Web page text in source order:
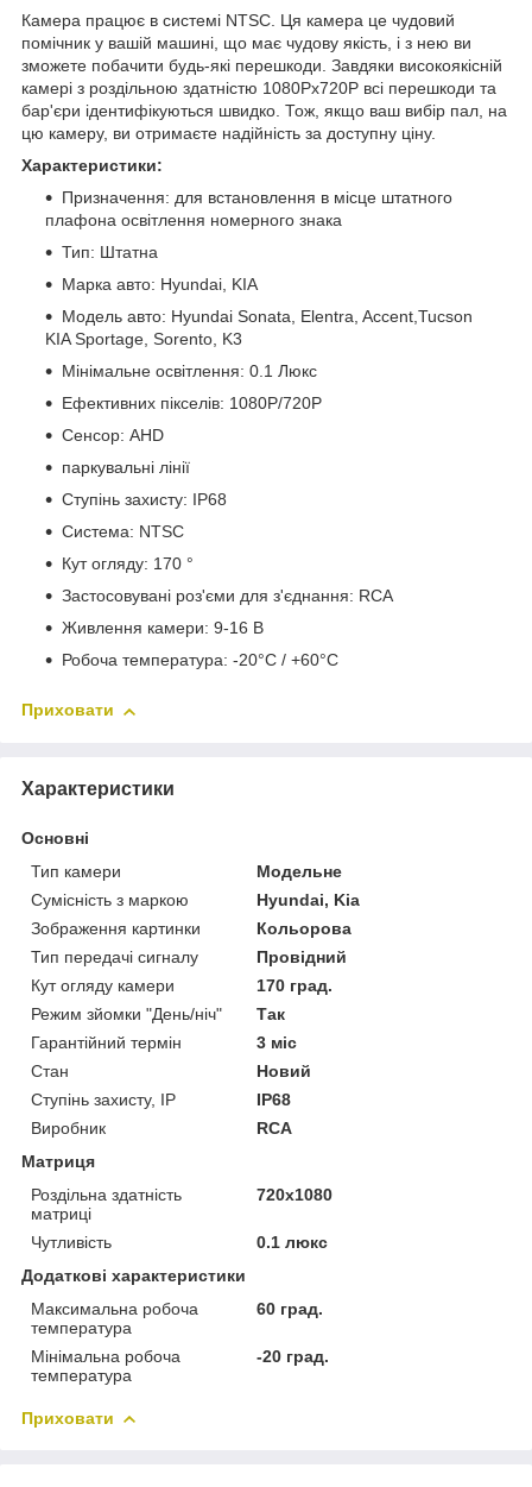
Камера працює в системі NTSC. Ця камера це чудовий
помічник у вашій машині, що має чудову якість, і з нею ви
зможете побачити будь-які перешкоди. Завдяки високоякісній
камері з роздільною здатністю 1080Pх720P всі перешкоди та
бар'єри ідентифікуються швидко. Тож, якщо ваш вибір пал, на
цю камеру, ви отримаєте надійність за доступну ціну.
Характеристики:
Призначення: для встановлення в місце штатного
плафона освітлення номерного знака
Тип: Штатна
Марка авто: Hyundai, KIA
Модель авто: Hyundai Sonata, Elentra, Accent,Tucson
KIA Sportage, Sorento, K3
Мінімальне освітлення: 0.1 Люкс
Ефективних пікселів: 1080P/720P
Сенсор: AHD
паркувальні лінії
Ступінь захисту: IP68
Система: NTSC
Кут огляду: 170 °
Застосовувані роз'єми для з'єднання: RCA
Живлення камери: 9-16 В
Робоча температура: -20°C / +60°C
Приховати
Характеристики
Основні
Тип камери
Модельне
Сумісність з маркою
Hyundai, Kia
Зображення картинки
Кольорова
Тип передачі сигналу
Провідний
Кут огляду камери
170 град.
Режим зйомки "День/ніч"
Так
Гарантійний термін
3 міс
Стан
Новий
Ступінь захисту, IP
IP68
Виробник
RCA
Матриця
Роздільна здатність
матриці
720x1080
Чутливість
0.1 люкс
Додаткові характеристики
Максимальна робоча
температура
60 град.
Мінімальна робоча
температура
-20 град.
Приховати